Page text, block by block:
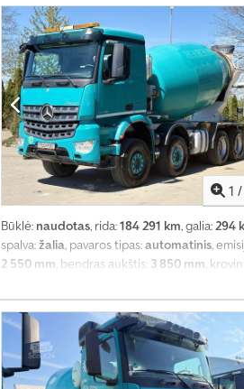
1 /
Būklė: naudotas, rida:184 291 km, galia:294
spalva:žalia, pavaros tipas:automatinis,
2 550 mm, bendras aukštis: 3 850 mm,
užraktas, diferencialo užraktas, elektrinis
kondicionavimas,